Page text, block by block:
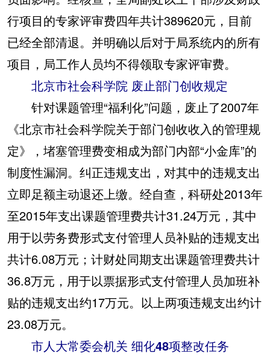
行项目的专家评审费四年共计389620元，目前
已经全部清退。并明确以后对于局系统内的所有
项目，局工作人员均不得领取专家评审费。
北京市社会科学院 废止部门创收规定
针对课题管理“福利化”问题，废止了2007年
《北京市社会科学院关于部门创收收入的管理规
定》，堵塞管理费变相成为部门内部“小金库”的
制度性漏洞。纠正违规支出，对其中的违规支出
立即足额主动退还上缴。经自查，科研处2013年
至2015年支出课题管理费共计31.24万元，其中
用于以劳务费形式支付管理人员补贴的违规支出
共计6.08万元；计财处同期支出课题管理费共计
36.8万元，用于以票据形式支付管理人员加班补
贴的违规支出约17万元。以上两项违规支出约计
23.08万元。
市人大常委会机关 细化48项整改任务